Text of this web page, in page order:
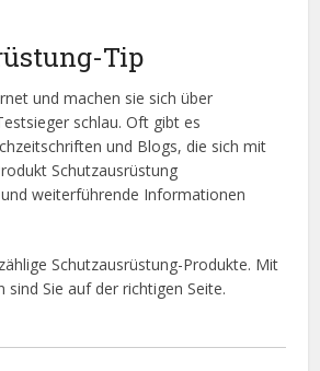
Tip
und machen sie sich über
schlau. Oft gibt es
und Blogs, die sich mit
Schutzausrüstung
weiterführende Informationen
Schutzausrüstung-Produkte. Mit
sind Sie auf der richtigen Seite.